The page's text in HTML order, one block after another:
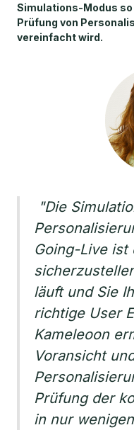
Simulations-Modus
Prüfung von
vereinfacht wird.
"Die
Going-Live ist
läuft und Sie
richtige User
Kameleoon
Voransicht
Prüfung der
in nur